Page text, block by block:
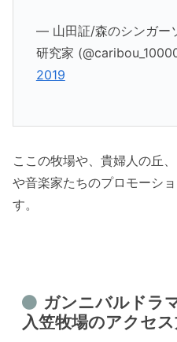
— 山田証/森のシンガー
研究家
2019
ここの牧場や、貴婦人の丘
や音楽家たちのプロモーシ
す。
ガンニバルドラ
入笠牧場のアクセ